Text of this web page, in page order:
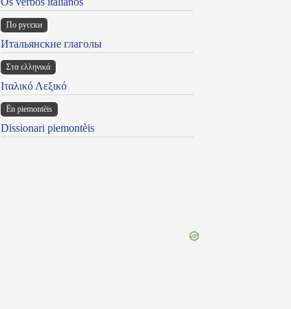
По русски
Итальянские глаголы
Στα ελληνικά
Ιταλικό Λεξικό
Ën piemontèis
Dissionari piemontèis